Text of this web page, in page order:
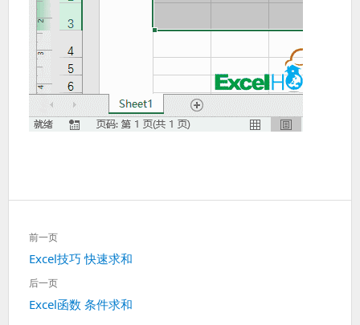
文
章
导
航
前一页
上
一
Excel技巧 快速求和
后一页
下
Excel函数 条件求和